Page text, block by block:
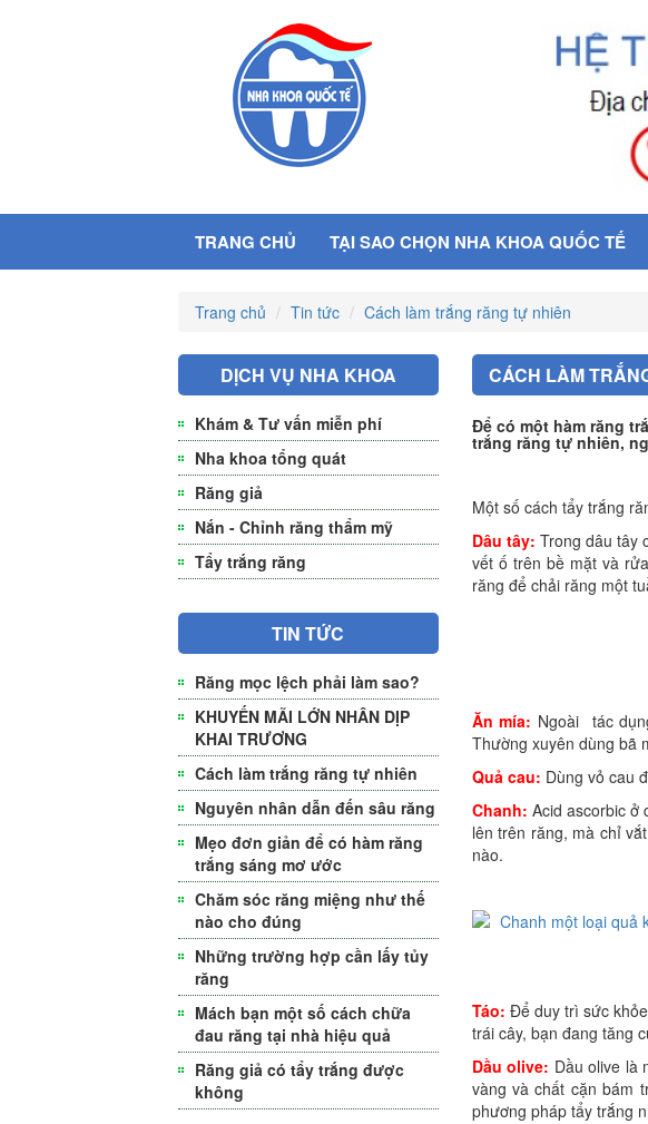
TRANG CHỦ TẠI SAO CHỌN NHA KHOA QUỐC TẾ
Trang chủ Tin tức Cách làm trắng răng tự nhiên
DỊCH VỤ NHA KHOA
Khám & Tư vấn miễn phí
Nha khoa tổng quát
Răng giả
Nắn - Chỉnh răng thẩm mỹ
Tẩy trắng răng
TIN TỨC
Răng mọc lệch phải làm sao?
KHUYẾN MÃI LỚN NHÂN DỊP
KHAI TRƯƠNG
Cách làm trắng răng tự nhiên
Nguyên nhân dẫn đến sâu răng
Mẹo đơn giản để có hàm răng
trắng sáng mơ ước
Chăm sóc răng miệng như thế
nào cho đúng
Những trường hợp cần lấy tủy
răng
Mách bạn một số cách chữa
đau răng tại nhà hiệu quả
Răng giả có tẩy trắng được
không
CÁCH LÀM
Để có một hàm răng
trắng răng tự nhiên,
Một số cách tẩy trắng
Dâu tây: Trong dâu tây
vết ố trên bề mặt và
răng để chải răng một
Ăn mía: Ngoài tác
Thường xuyên dùng bã
Quả cau: Dùng vỏ cau
Chanh: Acid ascorbic ở
lên trên răng, mà chỉ
nào.
Táo: Để duy trì sức
trái cây, bạn đang tăng
Dầu olive: Dầu olive là
vàng và chất cặn bám
phương pháp tẩy trắng